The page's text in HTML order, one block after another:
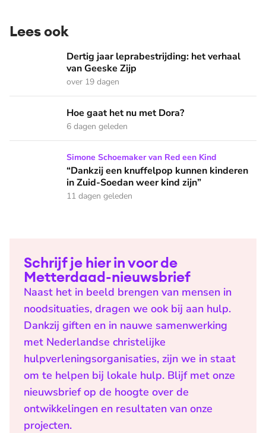
Lees ook
Dertig jaar leprabestrijding: het verhaal van Geeske Zijp
Dertig jaar leprabestrijding: het verhaal
van Geeske Zijp
over 19 dagen
Hoe gaat het nu met Dora?
Hoe gaat het nu met Dora?
6 dagen geleden
“Dankzij een knuffelpop kunnen kinderen in Zuid-Soedan
Simone Schoemaker van Red een Kind
“Dankzij een knuffelpop kunnen kinderen
in Zuid-Soedan weer kind zijn”
11 dagen geleden
Schrijf je hier in voor de
Metterdaad-nieuwsbrief
Naast het in beeld brengen van mensen in
noodsituaties, dragen we ook bij aan hulp.
Dankzij giften en in nauwe samenwerking
met Nederlandse christelijke
hulpverleningsorganisaties, zijn we in staat
om te helpen bij lokale hulp. Blijf met onze
nieuwsbrief op de hoogte over de
ontwikkelingen en resultaten van onze
projecten.